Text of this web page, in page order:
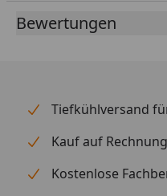
Fütterungsempfehlung
Stets frisches Wasser
Bewertungen
Tiefkühlversand
Kauf auf
Kostenlose